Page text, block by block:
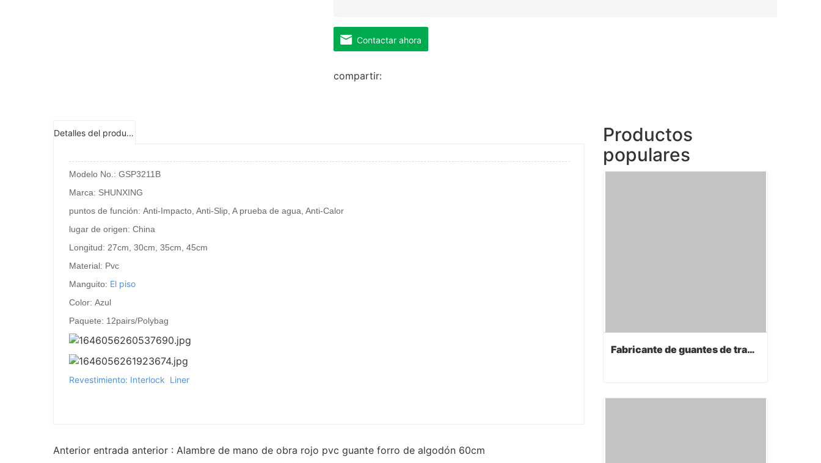
Contactar ahora
compartir:
Detalles del producto
Modelo No.: GSP3211B
Marca: SHUNXING
puntos de función: Anti-Impacto, Anti-Slip, A prueba de agua, Anti-Calor
lugar de origen: China
Longitud: 27cm, 30cm, 35cm, 45cm
Material: Pvc
Manguito: El piso
Color: Azul
Paquete: 12pairs/Polybag
Revestimiento: Interlock Liner
Anterior entrada anterior : Alambre de mano de obra rojo pvc guante forro de algodón 60cm
Productos
populares
Fabricante de guantes de trabajo
Fabricante de guantes de trabajo